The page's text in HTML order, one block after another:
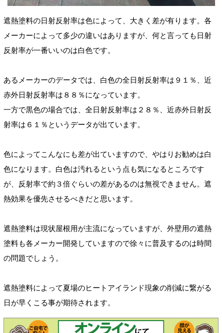
遮熱塗料の日射反射率は色によって、大きく差が有ります。各
メーカーによって多少の違いはありますが、何と言っても日射
反射率が一番いいのは白色です。
あるメーカーのデータでは、白色の全日射反射率は９１％、近
赤外日射反射率は８８％になっています。
一方で黒色の場合では、全日射反射率は２８％、近赤外日射反
射率は６１％というデータが出ています。
色によってこんなにも差が出ていますので、やはりお勧めは白
色になります。白色は汚れるという点も気になるところです
が、反射率で約３倍ぐらいの差があるのは無視できません。遮
熱効果を優先させるべきだと思います。
遮熱塗料は現状屋根用が主流になっていますが、外壁用の遮熱
塗料も各メーカー開発していますので徐々に普及するのは時間
の問題でしょう。
遮熱塗料によって夏場のヒートアイランド現象の削減に繋がる
日が早くこる事が期待されます。